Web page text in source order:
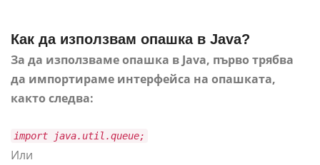
Как да използвам опашка в Java?
За да използваме опашка в Java, първо трябва
да импортираме интерфейса на опашката,
както следва:
import java.util.queue;
Или